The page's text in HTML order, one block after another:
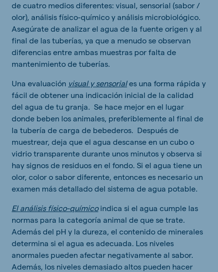
de cuatro medios diferentes: visual, sensorial (sabor /
olor), análisis físico-químico y análisis microbiológico.
Asegúrate de analizar el agua de la fuente origen y al
final de las tuberías, ya que a menudo se observan
diferencias entre ambas muestras por falta de
mantenimiento de tuberías.
Una evaluación visual y sensoriales una forma rápida y
fácil de obtener una indicación inicial de la calidad
del agua de tu granja. Se hace mejor en el lugar
donde beben los animales, preferiblemente al final de
la tubería de carga de bebederos. Después de
muestrear, deja que el agua descanse en un cubo o
vidrio transparente durante unos minutos y observa si
hay signos de residuos en el fondo. Si el agua tiene un
olor, color o sabor diferente, entonces es necesario un
examen más detallado del sistema de agua potable.
El análisis físico-químicoindica si el agua cumple las
normas para la categoría animal de que se trate.
Además del pH y la dureza, el contenido de minerales
determina si el agua es adecuada. Los niveles
anormales pueden afectar negativamente al sabor.
Además, los niveles demasiado altos pueden hacer